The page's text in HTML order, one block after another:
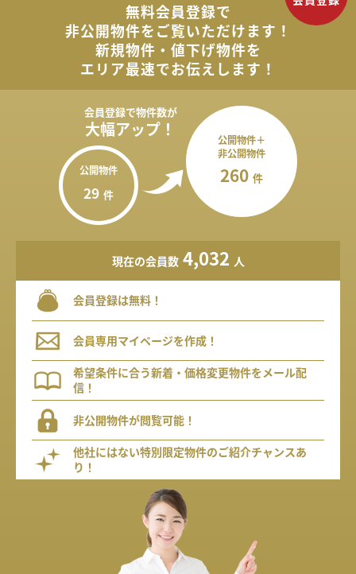
無料会員登録で
非公開物件をご覧いただけます！
新規物件・値下げ物件を
エリア最速でお伝えします！
会員登録で物件数が
大幅アップ！
公開物件
29 件
公開物件＋
非公開物件
260 件
現在の会員数 4,032 人
会員登録は無料！
会員専用マイページを作成！
希望条件に合う新着・価格変更物件をメール配
信！
非公開物件が閲覧可能！
他社にはない特別限定物件のご紹介チャンスあ
り！